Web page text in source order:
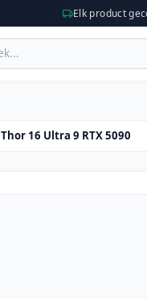
Elk product
Thor 16 Ultra 9 RTX 5090